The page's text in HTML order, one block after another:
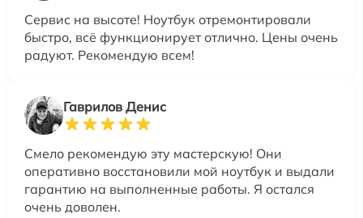
Сервис на высоте! Ноутбук отремонтировали
быстро, всё функционирует отлично. Цены очень
радуют. Рекомендую всем!
Гаврилов Денис
Смело рекомендую эту мастерскую! Они
оперативно восстановили мой ноутбук и выдали
гарантию на выполненные работы. Я остался
очень доволен.